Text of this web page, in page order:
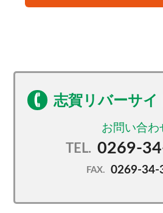
志賀リバーサイ
TEL. 0269-
FAX. 0269-34-